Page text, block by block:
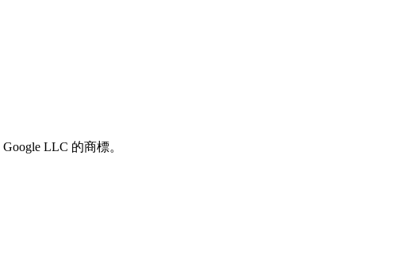
LLC 的商標。